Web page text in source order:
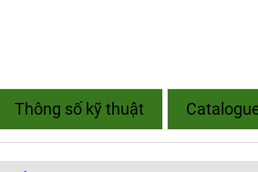
Thông số kỹ thuật